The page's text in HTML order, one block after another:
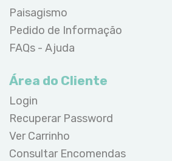
Paisagismo
Pedido de Informação
FAQs - Ajuda
Área do Cliente
Login
Recuperar Password
Ver Carrinho
Consultar Encomendas